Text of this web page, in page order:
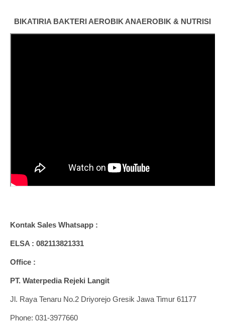
BIKATIRIA BAKTERI AEROBIK ANAEROBIK & NUTRISI
Kontak Sales Whatsapp :
ELSA : 082113821331
Office :
PT. Waterpedia Rejeki Langit
Jl. Raya Tenaru No.2 Driyorejo Gresik Jawa Timur 61177
Phone: 031-3977660